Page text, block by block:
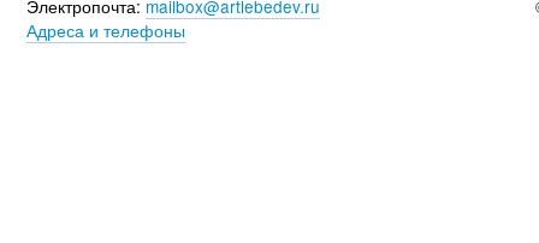
Электропочта: mailbox@artlebedev.ru
Адреса и телефоны